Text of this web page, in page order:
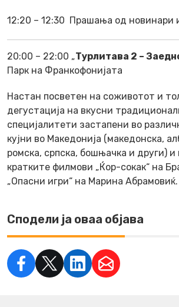
12:20 – 12:30 Прашања од новинари
20:00 – 22:00 „Турлитава 2 –
Парк на Франкофонијата
Настан посветен на соживотот и
дегустација на вкусни
специјалитети застапени во
кујни во Македонија (македонска,
ромска, српска, бошњачка и други) и
кратките филмови „Ќор-сокак“ на
„Опасни игри“ на Марина Абрамовиќ.
Сподели ја оваа објава